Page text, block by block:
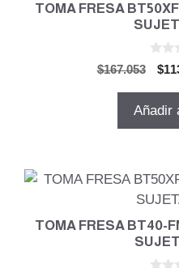
TOMA FRESA
$167.053
El
$
Añadir
TOMA FRESA BT40-